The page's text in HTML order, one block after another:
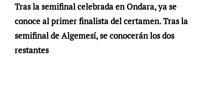
Tras la semifinal celebrada en Ondara, ya se
conoce al primer finalista del certamen. Tras la
semifinal de Algemesí, se conocerán los dos
restantes